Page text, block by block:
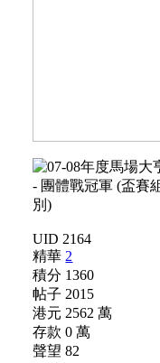
UID 2164
精華 2
積分 1360
帖子 2015
港元 2562 萬
存款 0 萬
聲望 82